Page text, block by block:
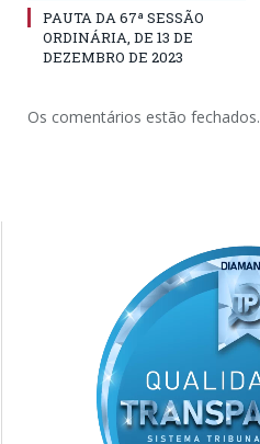
PAUTA DA 67ª SESSÃO
ORDINÁRIA, DE 13 DE
DEZEMBRO DE 2023
Os comentários estão fechados.